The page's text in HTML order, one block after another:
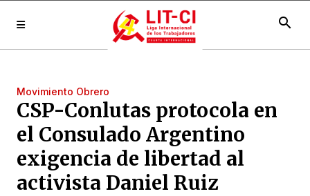
search
Movimiento Obrero
CSP-Conlutas protocola en
el Consulado Argentino
exigencia de libertad al
activista Daniel Ruiz